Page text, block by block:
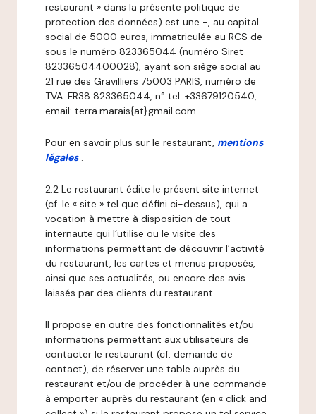
restaurant » dans la présente politique de
protection des données) est une -, au capital
social de 5000 euros, immatriculée au RCS de -
sous le numéro 823365044 (numéro Siret
82336504400028), ayant son siège social au
21 rue des Gravilliers 75003 PARIS, numéro de
TVA: FR38 823365044, n° tel: +33679120540,
email: terra.marais{at}gmail.com.
Pour en savoir plus sur le restaurant, mentions
légales .
2.2 Le restaurant édite le présent site internet
(cf. le « site » tel que défini ci-dessus), qui a
vocation à mettre à disposition de tout
internaute qui l’utilise ou le visite des
informations permettant de découvrir l’activité
du restaurant, les cartes et menus proposés,
ainsi que ses actualités, ou encore des avis
laissés par des clients du restaurant.
Il propose en outre des fonctionnalités et/ou
informations permettant aux utilisateurs de
contacter le restaurant (cf. demande de
contact), de réserver une table auprès du
restaurant et/ou de procéder à une commande
à emporter auprès du restaurant (en « click and